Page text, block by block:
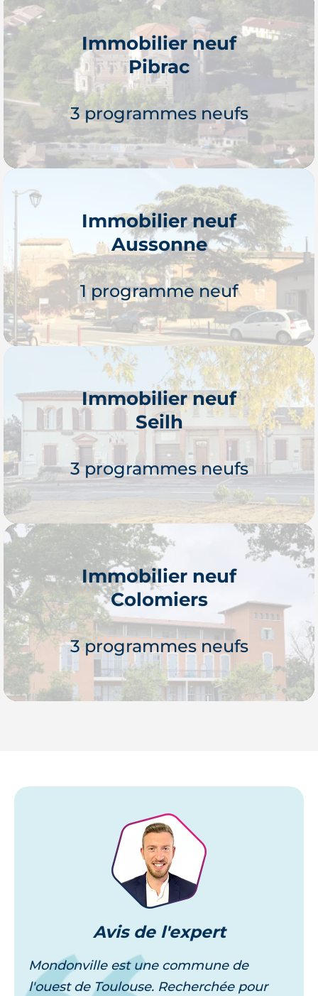
Je découvre
Immobilier neuf
Pibrac
3 programmes neufs
Je découvre
Immobilier neuf
Aussonne
1 programme neuf
Je découvre
Immobilier neuf
Seilh
3 programmes neufs
Immobilier neuf
Colomiers
3 programmes neufs
Je découvre
Avisde l'expert
Mondonville est une commune de
l'ouest de Toulouse. Recherchée pour